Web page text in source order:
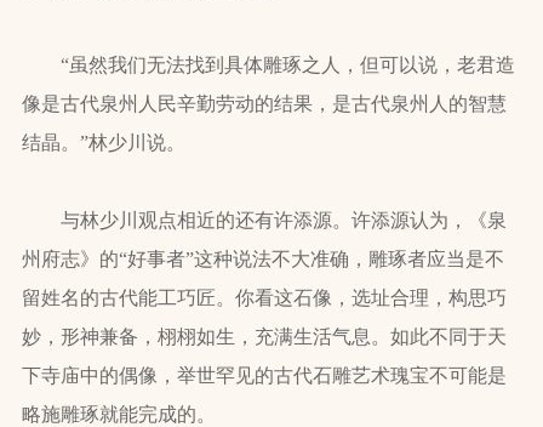
“虽然我们无法找到具体雕琢之人，但可以说，老君造
像是古代泉州人民辛勤劳动的结果，是古代泉州人的智慧
结晶。”林少川说。
与林少川观点相近的还有许添源。许添源认为，《泉
州府志》的“好事者”这种说法不大准确，雕琢者应当是不
留姓名的古代能工巧匠。你看这石像，选址合理，构思巧
妙，形神兼备，栩栩如生，充满生活气息。如此不同于天
下寺庙中的偶像，举世罕见的古代石雕艺术瑰宝不可能是
略施雕琢就能完成的。